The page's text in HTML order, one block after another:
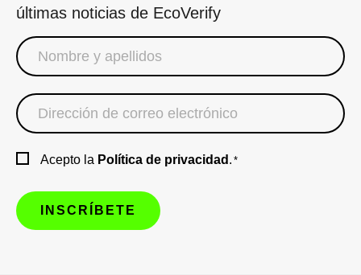
últimas noticias de EcoVerify
Acepto la Política de privacidad . *